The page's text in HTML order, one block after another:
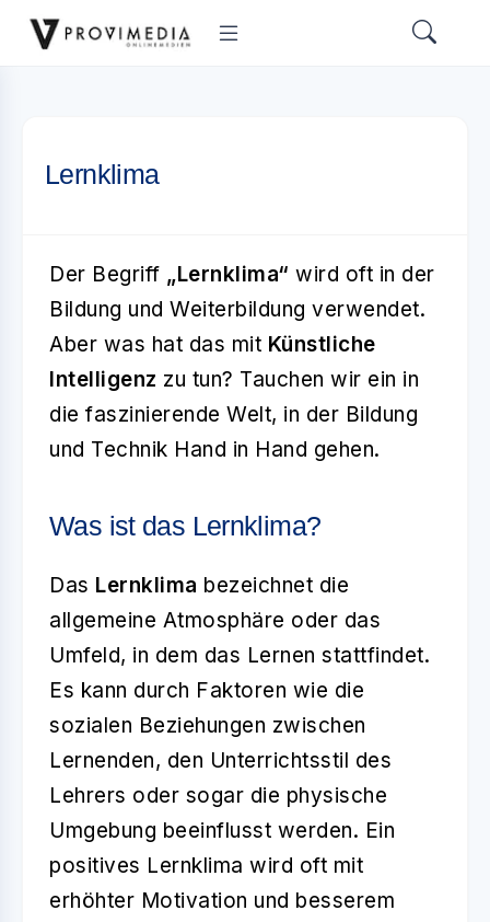
Lernklima
Der Begriff „Lernklima“ wird oft in der
Bildung und Weiterbildung verwendet.
Aber was hat das mit Künstliche
Intelligenz zu tun? Tauchen wir ein in
die faszinierende Welt, in der Bildung
und Technik Hand in Hand gehen.
Was ist das Lernklima?
Das Lernklima bezeichnet die
allgemeine Atmosphäre oder das
Umfeld, in dem das Lernen stattfindet.
Es kann durch Faktoren wie die
sozialen Beziehungen zwischen
Lernenden, den Unterrichtsstil des
Lehrers oder sogar die physische
Umgebung beeinflusst werden. Ein
positives Lernklima wird oft mit
erhöhter Motivation und besserem